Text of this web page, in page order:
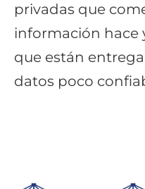
privadas que
información hace
que están
datos poco